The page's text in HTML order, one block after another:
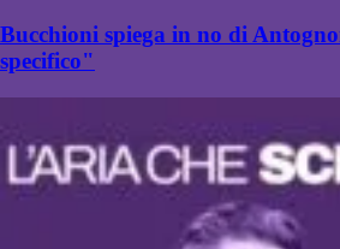
Bucchioni spiega in no di
specifico"